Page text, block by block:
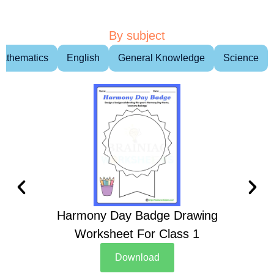
By subject
English General Knowledge Science
Harmony Day Badge Drawing
Worksheet For Class 1
Download